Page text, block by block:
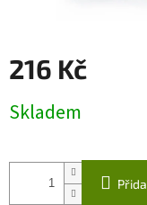
216 Kč
cena:
Skladem